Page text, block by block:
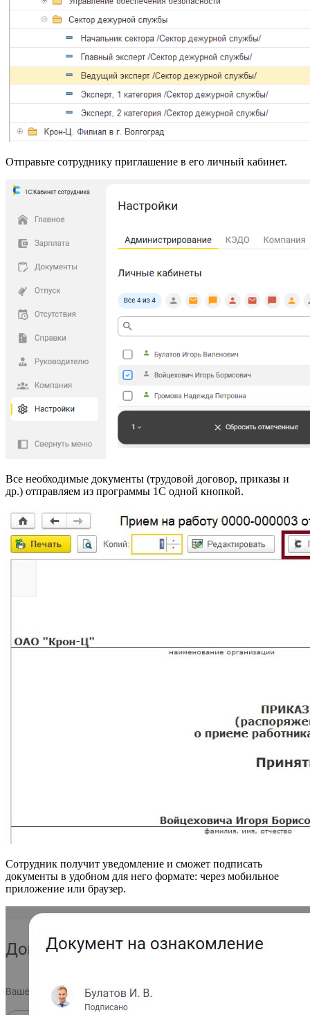
Отправьте сотруднику приглашение в его личный кабинет.
Все необходимые документы (трудовой договор, приказы и
др.) отправляем из программы 1С одной кнопкой.
Сотрудник получит уведомление и сможет подписать
документы в удобном для него формате: через мобильное
приложение или браузер.